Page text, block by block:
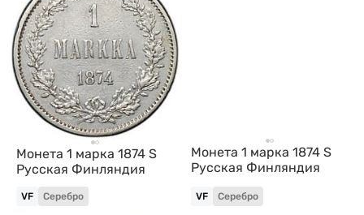
Монета 1 марка 1874 S
Русская Финляндия
VF Серебро
Монета 1 марка 1874 S
Русская Финляндия
VF Серебро